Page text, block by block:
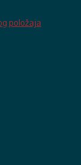
položaja